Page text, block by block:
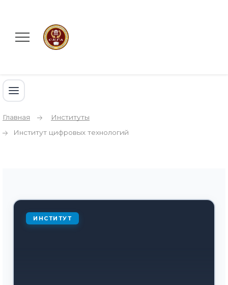
Главная
Институты
Институт цифровых технологий
ИНСТИТУТ